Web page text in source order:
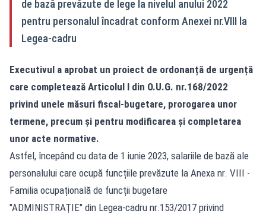
de bază prevăzute de lege la nivelul anului 2022
pentru personalul încadrat conform Anexei nr.VIII la
Legea-cadru
Executivul a aprobat un proiect de ordonanță de urgență
care completează Articolul I din O.U.G. nr.168/2022
privind unele măsuri fiscal-bugetare, prorogarea unor
termene, precum şi pentru modificarea şi completarea
unor acte normative.
Astfel, începând cu data de 1 iunie 2023, salariile de bază ale
personalului care ocupă funcțiile prevăzute la Anexa nr. VIII -
Familia ocupațională de funcții bugetare
"ADMINISTRAŢIE" din Legea-cadru nr.153/2017 privind